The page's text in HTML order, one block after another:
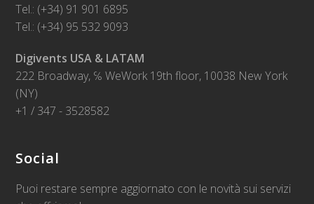
Tel.: (+34) 91 901 6895
Tel.: (+34) 95 532 9093
Digivents USA & LATAM
222 Broadway, ℅ WeWork 19th floor, 10038 New York
(NY)
+1 / 347 - 3528582
Social
Puoi restare sempre aggiornato con le novità sui servizi